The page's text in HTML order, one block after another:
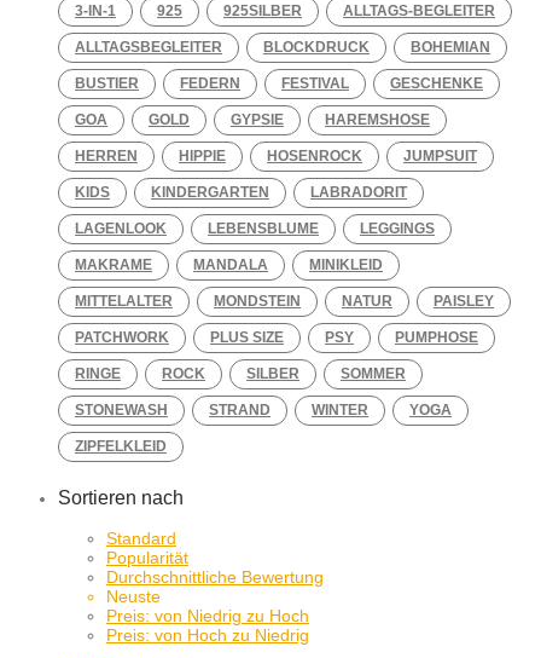
3-IN-1 925 925SILBER ALLTAGS-BEGLEITER
ALLTAGSBEGLEITER BLOCKDRUCK BOHEMIAN
BUSTIER FEDERN FESTIVAL GESCHENKE
GOA GOLD GYPSIE HAREMSHOSE
HERREN HIPPIE HOSENROCK JUMPSUIT
KIDS KINDERGARTEN LABRADORIT
LAGENLOOK LEBENSBLUME LEGGINGS
MAKRAME MANDALA MINIKLEID
MITTELALTER MONDSTEIN NATUR PAISLEY
PATCHWORK PLUS SIZE PSY PUMPHOSE
RINGE ROCK SILBER SOMMER
STONEWASH STRAND WINTER YOGA
ZIPFELKLEID
Sortieren nach
Standard
Popularität
Durchschnittliche Bewertung
Neuste
Preis: von Niedrig zu Hoch
Preis: von Hoch zu Niedrig